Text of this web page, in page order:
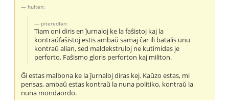
hulten:
piteredfan:
Tiam oni diris en ĵurnaloj ke la faŝistoj kaj la
kontraŭfaŝistoj estis ambaŭ samaj ĉar ili batalis unu
kontraŭ alian, sed maldekstruloj ne kutimidas je
perforto. Faŝismo gloris perforton kaj militon.
Ĝi estas malbona ke la ĵurnaloj diras kej. Kaŭzo estas, mi
pensas, ambaŭ estas kontraŭ la nuna politiko, kontraŭ la
nuna mondaordo.